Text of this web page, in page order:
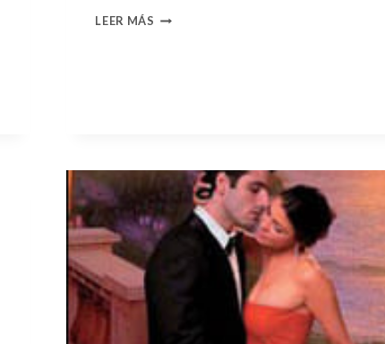
LEER MÁS CONSULTA